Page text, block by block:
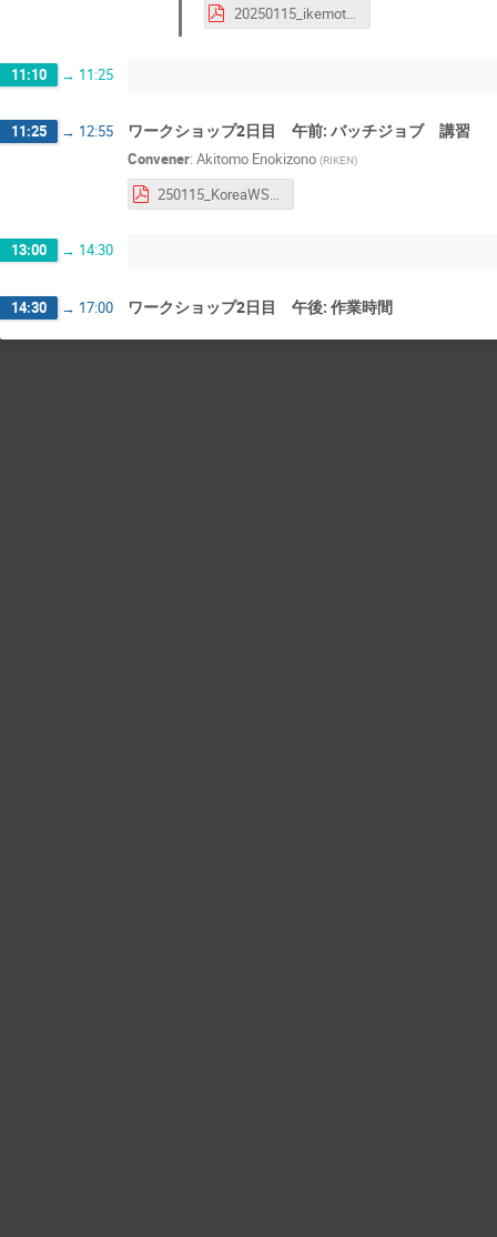
20250115_ikemoto_INTTJPws.pdf
11:10 → 11:25
11:25 → 12:55 ワークショップ2日目 午前: バッチジョブ 講習
Convener: Akitomo Enokizono (RIKEN)
250115_KoreaWSFollowup_Enokizono.pdf
13:00 → 14:30
14:30 → 17:00 ワークショップ2日目 午後: 作業時間